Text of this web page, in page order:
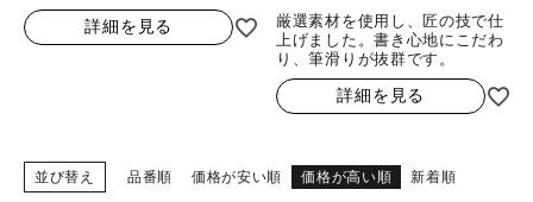
詳細を見る
厳選素材を使用し、匠の技で仕
上げました。書き心地にこだわ
り、筆滑りが抜群です。
詳細を見る
並び替え 品番順 価格が安い順 価格が高い順 新着順